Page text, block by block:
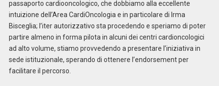
passaporto cardiooncologico, che dobbiamo alla eccellente
intuizione dell’Area CardiOncologia e in particolare di Irma
Bisceglia; l’iter autorizzativo sta procedendo e speriamo di poter
partire almeno in forma pilota in alcuni dei centri cardioncologici
ad alto volume, stiamo provvedendo a presentare l’iniziativa in
sede istituzionale, sperando di ottenere l’endorsement per
facilitare il percorso.